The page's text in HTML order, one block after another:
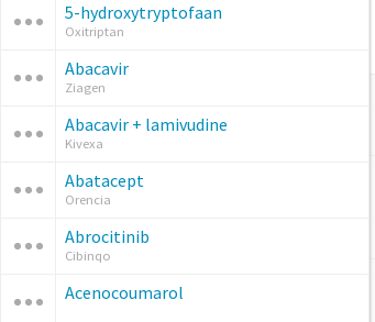
5-hydroxytryptofaan
Oxitriptan
Abacavir
Ziagen
Abacavir + lamivudine
Kivexa
Abatacept
Orencia
Abrocitinib
Cibinqo
Acenocoumarol